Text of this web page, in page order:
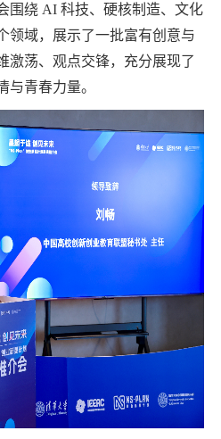
围绕 AI 科技、硬核制造、文化
领域，展示了一批富有创意与
激荡、观点交锋，充分展现了
与青春力量。